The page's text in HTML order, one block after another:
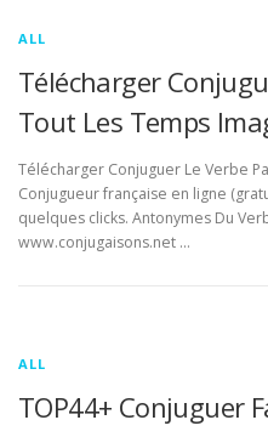
ALL
Télécharger
Tout Les Temps
Télécharger Conjuguer Le Verbe
Conjugueur française en ligne
quelques clicks. Antonymes Du
www.conjugaisons.net …
ALL
TOP44+ Conjuguer